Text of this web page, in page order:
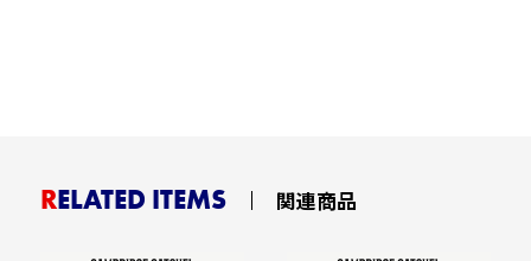
RELATED ITEMS 関連商品